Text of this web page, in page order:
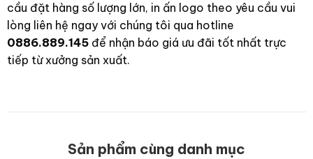
cầu đặt hàng số lượng lớn, in ấn logo theo yêu cầu vui
lòng liên hệ ngay với chúng tôi qua hotline
0886.889.145để nhận báo giá ưu đãi tốt nhất trực
tiếp từ xưởng sản xuất.
Sản phẩm cùng danh mục